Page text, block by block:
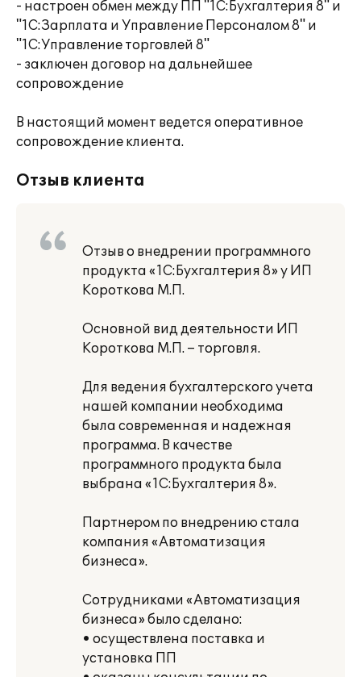
- настроен обмен между ПП "1С:Бухгалтерия 8" и
"1С:Зарплата и Управление Персоналом 8" и
"1С:Управление торговлей 8"
- заключен договор на дальнейшее
сопровождение
В настоящий момент ведется оперативное
сопровождение клиента.
Отзыв клиента
Отзыв о внедрении программного
продукта «1С:Бухгалтерия 8» у ИП
Короткова М.П.
Основной вид деятельности ИП
Короткова М.П. – торговля.
Для ведения бухгалтерского учета
нашей компании необходима
была современная и надежная
программа. В качестве
программного продукта была
выбрана «1С:Бухгалтерия 8».
Партнером по внедрению стала
компания «Автоматизация
бизнеса».
Сотрудниками «Автоматизация
бизнеса» было сделано:
• осуществлена поставка и
установка ПП